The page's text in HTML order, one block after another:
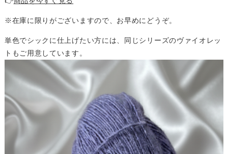
※在庫に限りがございますので、お早めにどうぞ。
単色でシックに仕上げたい方には、同じシリーズのヴァイオレッ
トもご用意しています。